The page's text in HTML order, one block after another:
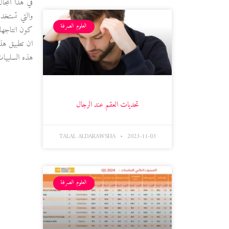
العلوم الصرفة
تحديات العقم عند الرجال
TALAL ALDARAWSHA 2023-11-03
العلوم الصرفة
والتي
كون
ان تطبيق
هذه